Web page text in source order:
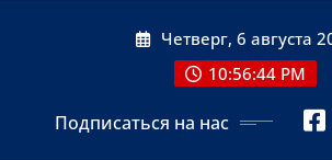
Четверг, 6 августа
10:56:45 PM
Подписаться на нас